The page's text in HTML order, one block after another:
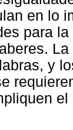
en lo
para
y